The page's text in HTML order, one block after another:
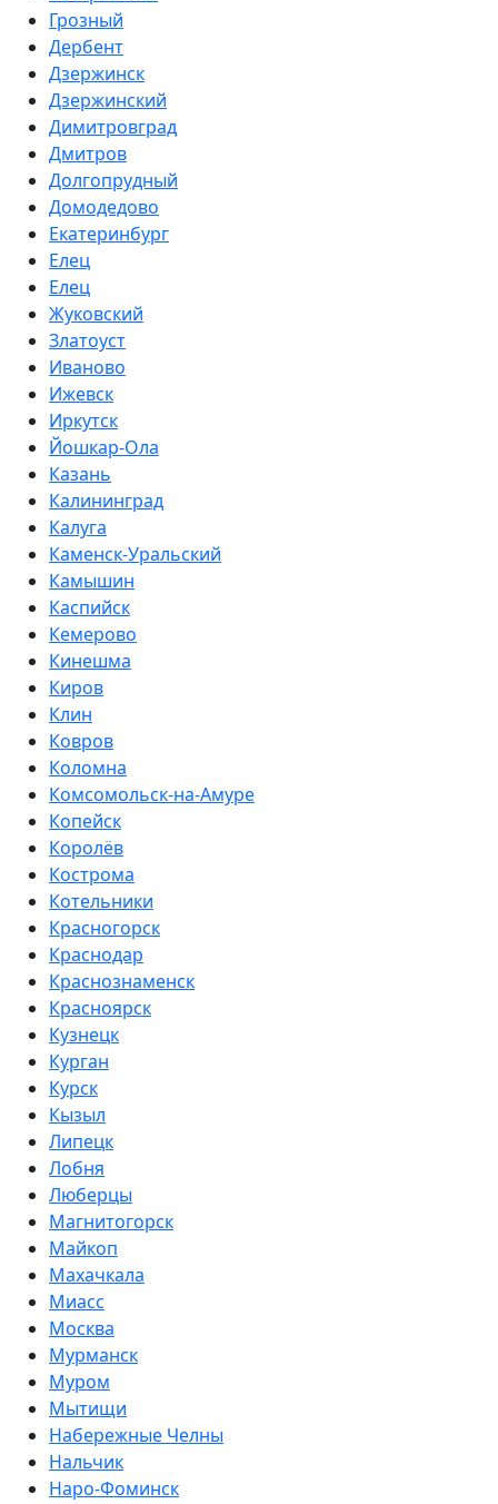
Грозный
Дербент
Дзержинск
Дзержинский
Димитровград
Дмитров
Долгопрудный
Домодедово
Екатеринбург
Елец
Елец
Жуковский
Златоуст
Иваново
Ижевск
Иркутск
Йошкар-Ола
Казань
Калининград
Калуга
Каменск-Уральский
Камышин
Каспийск
Кемерово
Кинешма
Киров
Клин
Ковров
Коломна
Комсомольск-на-Амуре
Копейск
Королёв
Кострома
Котельники
Красногорск
Краснодар
Краснознаменск
Красноярск
Кузнецк
Курган
Курск
Кызыл
Липецк
Лобня
Люберцы
Магнитогорск
Майкоп
Махачкала
Миасс
Москва
Мурманск
Муром
Мытищи
Набережные Челны
Нальчик
Наро-Фоминск